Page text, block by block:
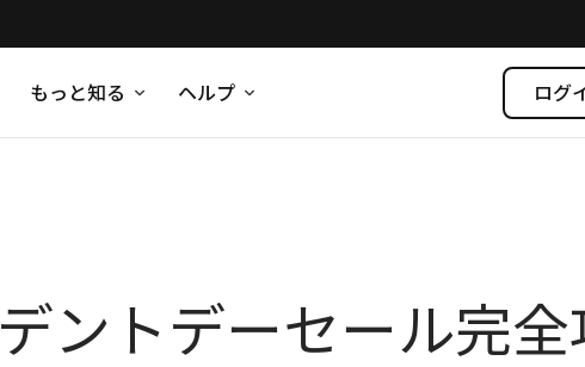
もっと知る ヘルプ ログ
ントデーセール完